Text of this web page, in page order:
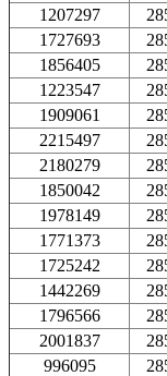
1207297
1727693
1856405
1223547
1909061
2215497
2180279
1850042
1978149
1771373
1725242
1442269
1796566
2001837
996095